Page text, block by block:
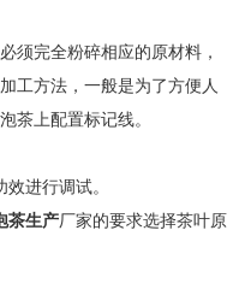
须完全粉碎相应的原材料，
工方法，一般是为了方便人
茶上配置标记线。
进行调试。
茶生产厂家的要求选择茶叶原